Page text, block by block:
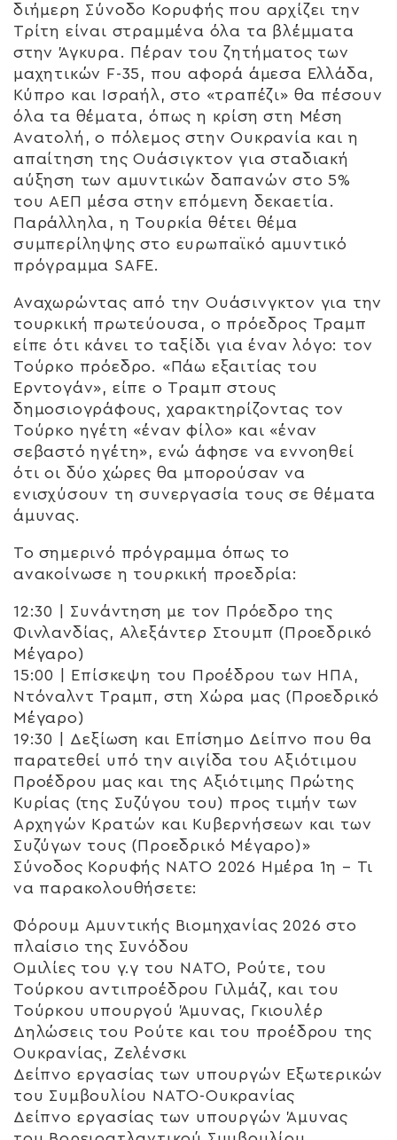
διήμερη Σύνοδο Κορυφής που αρχίζει την
Τρίτη είναι στραμμένα όλα τα βλέμματα
στην Άγκυρα. Πέραν του ζητήματος των
μαχητικών F-35, που αφορά άμεσα Ελλάδα,
Κύπρο και Ισραήλ, στο «τραπέζι» θα πέσουν
όλα τα θέματα, όπως η κρίση στη Μέση
Ανατολή, ο πόλεμος στην Ουκρανία και η
απαίτηση της Ουάσιγκτον για σταδιακή
αύξηση των αμυντικών δαπανών στο 5%
του ΑΕΠ μέσα στην επόμενη δεκαετία.
Παράλληλα, η Τουρκία θέτει θέμα
συμπερίληψης στο ευρωπαϊκό αμυντικό
πρόγραμμα SAFE.
Αναχωρώντας από την Ουάσινγκτον για την
τουρκική πρωτεύουσα, ο πρόεδρος Τραμπ
είπε ότι κάνει το ταξίδι για έναν λόγο: τον
Τούρκο πρόεδρο. «Πάω εξαιτίας του
Ερντογάν», είπε ο Τραμπ στους
δημοσιογράφους, χαρακτηρίζοντας τον
Τούρκο ηγέτη «έναν φίλο» και «έναν
σεβαστό ηγέτη», ενώ άφησε να εννοηθεί
ότι οι δύο χώρες θα μπορούσαν να
ενισχύσουν τη συνεργασία τους σε θέματα
άμυνας.
Το σημερινό πρόγραμμα όπως το
ανακοίνωσε η τουρκική προεδρία:
12:30 | Συνάντηση με τον Πρόεδρο της
Φινλανδίας, Αλεξάντερ Στουμπ (Προεδρικό
Μέγαρο)
15:00 | Επίσκεψη του Προέδρου των ΗΠΑ,
Ντόναλντ Τραμπ, στη Χώρα μας (Προεδρικό
Μέγαρο)
19:30 | Δεξίωση και Επίσημο Δείπνο που θα
παρατεθεί υπό την αιγίδα του Αξιότιμου
Προέδρου μας και της Αξιότιμης Πρώτης
Κυρίας (της Συζύγου του) προς τιμήν των
Αρχηγών Κρατών και Κυβερνήσεων και των
Συζύγων τους (Προεδρικό Μέγαρο)»
Σύνοδος Κορυφής ΝΑΤΟ 2026 Ημέρα 1η – Τι
να παρακολουθήσετε:
Φόρουμ Αμυντικής Βιομηχανίας 2026 στο
πλαίσιο της Συνόδου
Ομιλίες του γ.γ του ΝΑΤΟ, Ρούτε, του
Τούρκου αντιπροέδρου Γιλμάζ, και του
Τούρκου υπουργού Άμυνας, Γκιουλέρ
Δηλώσεις του Ρούτε και του προέδρου της
Ουκρανίας, Ζελένσκι
Δείπνο εργασίας των υπουργών Εξωτερικών
του Συμβουλίου ΝΑΤΟ-Ουκρανίας
Δείπνο εργασίας των υπουργών Άμυνας